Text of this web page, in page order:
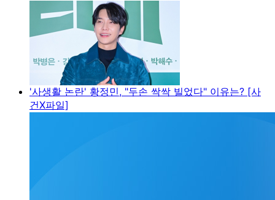
'사생활 논란' 황정민, "두손 싹싹 빌었다" 이유는? [사
건X파일]